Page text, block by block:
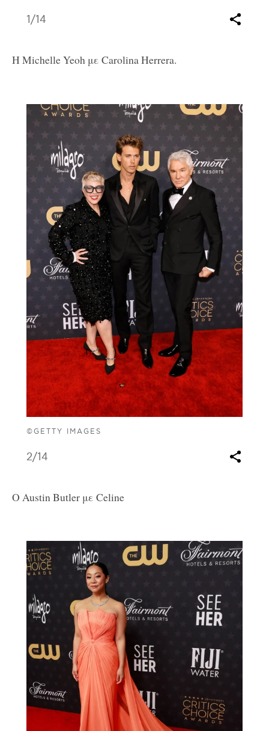
1/14
Η Michelle Yeoh με Carolina Herrera.
©GETTY IMAGES
2/14
O Austin Butler με Celine